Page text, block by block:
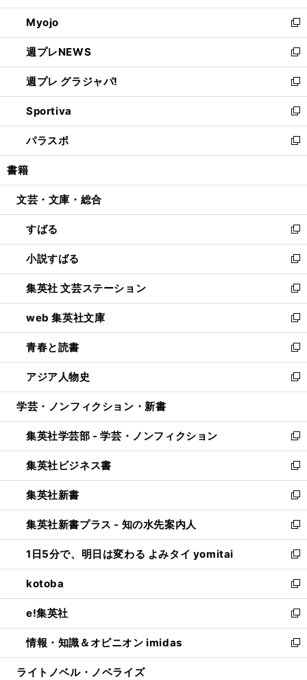
開
く
ウ
で
開
く
ン
ド
ウ
で
開
く
ウ
ィ
ン
ド
ウ
で
開
く
Myojo
新
し
い
ウ
ィ
ン
ド
ウ
で
開
週プレNEWS
新
し
い
ウ
ィ
ン
ド
ウ
開
週プレ グラジャパ!
新
し
い
ウ
ィ
ン
ウ
開
く
Sportiva
新
し
い
ウ
ン
ウ
で
開
く
パラスポ
新
し
ウ
ン
ド
ウ
で
開
く
書籍
文芸・文庫・総合
すばる
新
し
い
ウ
ィ
ン
ド
ウ
で
開
く
小説すばる
新
し
い
ウ
ィ
ン
ド
ウ
で
開
集英社 文芸ステーション
新
し
い
ウ
ィ
ン
ド
ウ
開
く
web 集英社文庫
新
し
い
ウ
ィ
ン
ウ
で
開
く
青春と読書
新
し
い
ウ
ン
ド
ウ
で
開
く
アジア人物史
新
し
ウ
ィ
ン
ド
ウ
で
開
く
学芸・ノンフィクション・新書
集英社学芸部 - 学芸・ノンフィクション
新
し
い
ウ
ィ
ン
ド
ウ
で
開
く
集英社ビジネス書
新
し
い
ウ
ィ
ン
ド
ウ
で
開
く
集英社新書
新
し
い
ウ
ィ
ン
ド
ウ
で
開
く
集英社新書プラス - 知の水先案内人
新
し
い
ウ
ィ
ン
ド
ウ
で
開
1日5分で、明日は変わる よみタイ yomitai
新
し
い
ウ
ィ
ン
ド
ウ
kotoba
新
し
い
ウ
ィ
ン
e!集英社
新
し
い
ウ
情報・知識＆オピニオン imidas
新
し
ライトノベル・ノベライズ